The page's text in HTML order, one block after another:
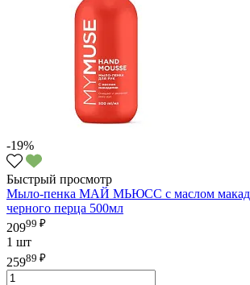
-19%
Быстрый просмотр
Мыло-пенка МАЙ МЬЮСС с маслом
черного перца 500мл
20999 ₽
1 шт
25989 ₽